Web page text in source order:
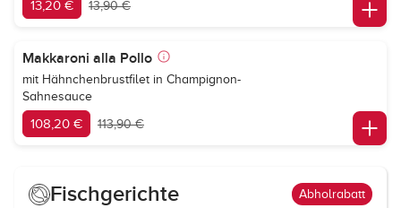
13,20 € 13,90 €
Makkaroni alla Pollo
mit Hähnchenbrustfilet in Champignon-
Sahnesauce
108,20 € 113,90 €
Fischgerichte Abholrabatt